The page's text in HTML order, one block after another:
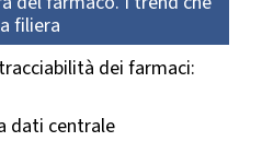
filiera
dei farmaci:
dati centrale